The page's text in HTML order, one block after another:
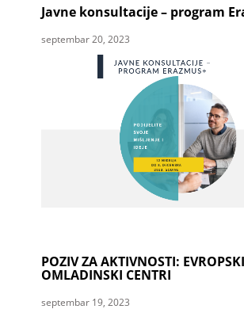
Javne konsultacije – program
septembar 20, 2023
POZIV ZA AKTIVNOSTI: EVROPSKI
OMLADINSKI CENTRI
septembar 19, 2023